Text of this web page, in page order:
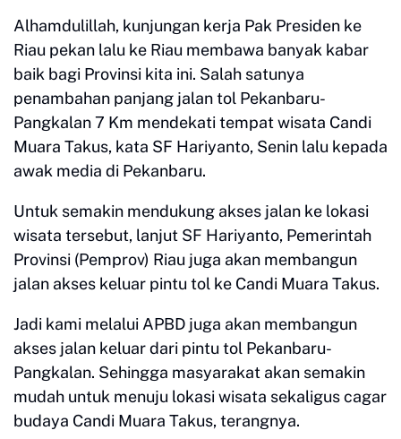
Alhamdulillah, kunjungan kerja Pak Presiden ke
Riau pekan lalu ke Riau membawa banyak kabar
baik bagi Provinsi kita ini. Salah satunya
penambahan panjang jalan tol Pekanbaru-
Pangkalan 7 Km mendekati tempat wisata Candi
Muara Takus, kata SF Hariyanto, Senin lalu kepada
awak media di Pekanbaru.
Untuk semakin mendukung akses jalan ke lokasi
wisata tersebut, lanjut SF Hariyanto, Pemerintah
Provinsi (Pemprov) Riau juga akan membangun
jalan akses keluar pintu tol ke Candi Muara Takus.
Jadi kami melalui APBD juga akan membangun
akses jalan keluar dari pintu tol Pekanbaru-
Pangkalan. Sehingga masyarakat akan semakin
mudah untuk menuju lokasi wisata sekaligus cagar
budaya Candi Muara Takus, terangnya.